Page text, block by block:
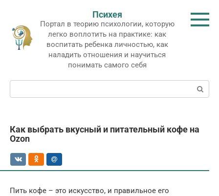
контенту
Психея
Портал в теорию психологии, которую
легко воплотить на практике: как
воспитать ребенка личностью, как
наладить отношения и научиться
понимать самого себя
Поиск:
Как выбрать вкусный и питательный кофе на
Ozon
Пить кофе – это искусство, и правильное его